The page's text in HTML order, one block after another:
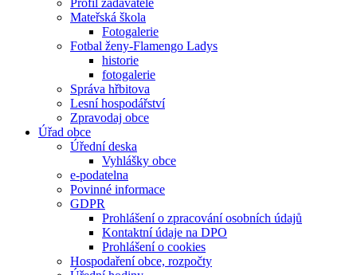
Profil zadavatele
Mateřská škola
Fotogalerie
Fotbal ženy-Flamengo Ladys
historie
fotogalerie
Správa hřbitova
Lesní hospodářství
Zpravodaj obce
Úřad obce
Úřední deska
Vyhlášky obce
e-podatelna
Povinné informace
GDPR
Prohlášení o zpracování osobních údajů
Kontaktní údaje na DPO
Prohlášení o cookies
Hospodaření obce, rozpočty